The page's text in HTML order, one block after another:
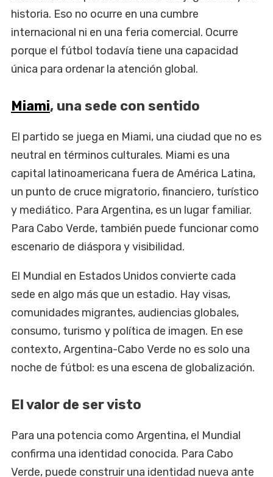
historia. Eso no ocurre en una cumbre
internacional ni en una feria comercial. Ocurre
porque el fútbol todavía tiene una capacidad
única para ordenar la atención global.
Miami, una sede con sentido
El partido se juega en Miami, una ciudad que no es
neutral en términos culturales. Miami es una
capital latinoamericana fuera de América Latina,
un punto de cruce migratorio, financiero, turístico
y mediático. Para Argentina, es un lugar familiar.
Para Cabo Verde, también puede funcionar como
escenario de diáspora y visibilidad.
El Mundial en Estados Unidos convierte cada
sede en algo más que un estadio. Hay visas,
comunidades migrantes, audiencias globales,
consumo, turismo y política de imagen. En ese
contexto, Argentina-Cabo Verde no es solo una
noche de fútbol: es una escena de globalización.
El valor de ser visto
Para una potencia como Argentina, el Mundial
confirma una identidad conocida. Para Cabo
Verde, puede construir una identidad nueva ante